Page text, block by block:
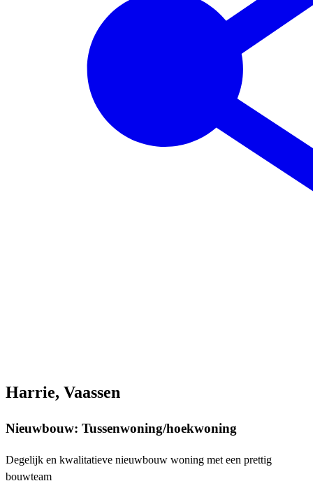
Harrie, Vaassen
Nieuwbouw: Tussenwoning/hoekwoning
Degelijk en kwalitatieve nieuwbouw woning met een prettig
bouwteam